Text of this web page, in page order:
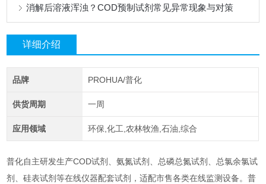
消解后溶液浑浊？COD预制试剂常见异常现象与对策
详细介绍
品牌 PROHUA/普化
供货周期 一周
应用领域 环保,化工,农林牧渔,石油,综合
普化自主研发生产COD试剂、氨氮试剂、总磷总氮试剂、总氯余氯试
剂、硅表试剂等在线仪器配套试剂，适配市售各类在线监测设备。普